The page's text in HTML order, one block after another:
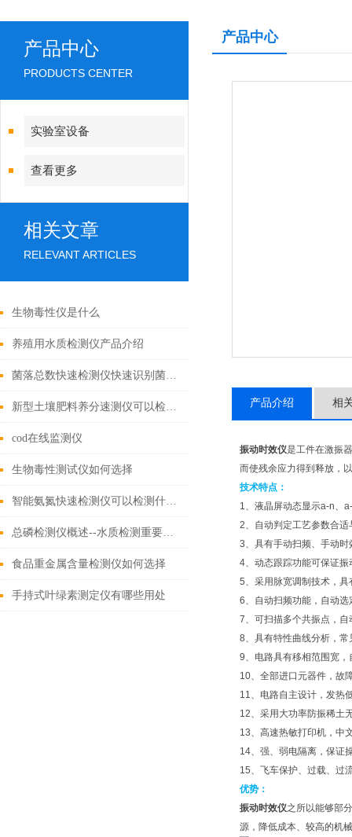
产品中心
PRODUCTS CENTER
实验室设备
查看更多
相关文章
RELEVANT ARTICLES
生物毒性仪是什么
养殖用水质检测仪产品介绍
菌落总数快速检测仪快速识别菌落数量【2020重磅推荐】
新型土壤肥料养分速测仪可以检测什么
cod在线监测仪
生物毒性测试仪如何选择
智能氨氮快速检测仪可以检测什么（2022新上市的氨氮快速检测仪）
总磷检测仪概述--水质检测重要工具
食品重金属含量检测仪如何选择
手持式叶绿素测定仪有哪些用处
产品中心
产品介绍 相
振动时效仪是工件在激振
而使残余应力得到释放，
技术特点：
1、液晶屏动态显示a-n、
2、自动判定工艺参数合
3、具有手动扫频、手动
4、动态跟踪功能可保证
5、采用脉宽调制技术，
6、自动扫频功能，自动
7、可扫描多个共振点，
8、具有特性曲线分析，
9、电路具有移相范围宽
10、全部进口元器件，故
11、电路自主设计，发热
12、采用大功率防振稀土
13、高速热敏打印机，中
14、强、弱电隔离，保证
15、飞车保护、过载、过
优势：
振动时效仪之所以能够部
源，降低成本、较高的机